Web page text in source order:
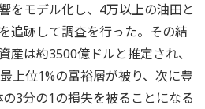
をモデル化し、4万以上の油田と
追跡して調査を行った。その結
産は約3500億ドルと推定され、
上位1%の富裕層が被り、次に豊
3分の1の損失を被ることになる